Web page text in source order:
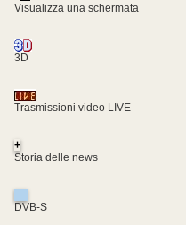
Visualizza una schermata
3D
Trasmissioni video LIVE
+
Storia delle news
DVB-S